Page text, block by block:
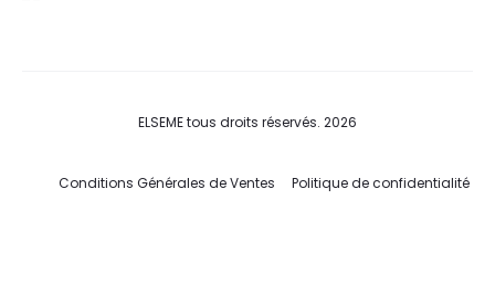
ELSEME tous droits réservés. 2026
Conditions Générales de Ventes Politique de confidentialité